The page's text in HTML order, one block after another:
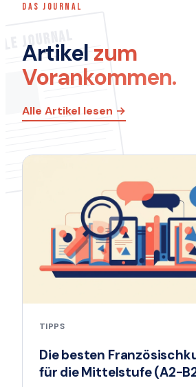
LE JOURNAL
DAS JOURNAL
Artikel zum
Vorankommen.
Alle Artikel lesen →
TIPPS
Die besten
für die Mittelstufe (A2-